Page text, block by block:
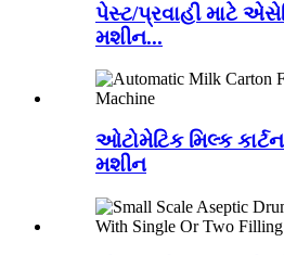
પેસ્ટ/પ્રવાહી માટે
મશીન...
ઓટોમેટિક મિલ્ક
મશીન